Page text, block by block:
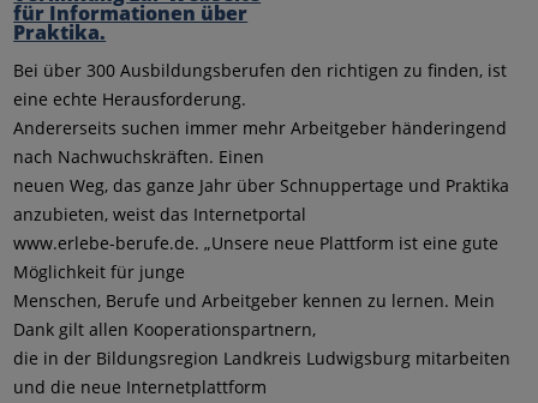
Bei über 300 Ausbildungsberufen den richtigen zu finden, ist
eine echte Herausforderung.
Andererseits suchen immer mehr Arbeitgeber händeringend
nach Nachwuchskräften. Einen
neuen Weg, das ganze Jahr über Schnuppertage und Praktika
anzubieten, weist das Internetportal
www.erlebe-berufe.de. „Unsere neue Plattform ist eine gute
Möglichkeit für junge
Menschen, Berufe und Arbeitgeber kennen zu lernen. Mein
Dank gilt allen Kooperationspartnern,
die in der Bildungsregion Landkreis Ludwigsburg mitarbeiten
und die neue Internetplattform